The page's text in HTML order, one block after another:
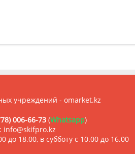
учреждений - omarket.kz
006-66-73(Whatsapp)
info@skifpro.kz
до 18.00, в субботу с 10.00 до 16.00